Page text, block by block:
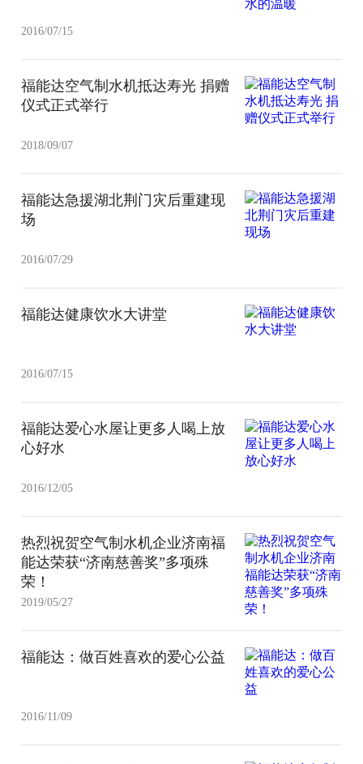
2016/07/15
福能达空气制水机抵达寿光 捐赠
仪式正式举行
2018/09/07
福能达急援湖北荆门灾后重建现
场
2016/07/29
福能达健康饮水大讲堂
2016/07/15
福能达爱心水屋让更多人喝上放
心好水
2016/12/05
热烈祝贺空气制水机企业济南福
能达荣获“济南慈善奖”多项殊
荣！
2019/05/27
福能达：做百姓喜欢的爱心公益
2016/11/09